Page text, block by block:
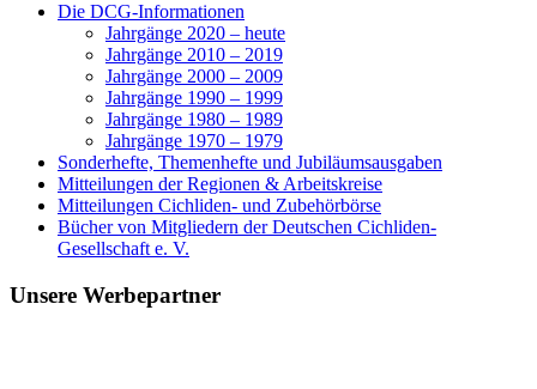
Die DCG-Informationen
Jahrgänge 2020 – heute
Jahrgänge 2010 – 2019
Jahrgänge 2000 – 2009
Jahrgänge 1990 – 1999
Jahrgänge 1980 – 1989
Jahrgänge 1970 – 1979
Sonderhefte, Themenhefte und Jubiläumsausgaben
Mitteilungen der Regionen & Arbeitskreise
Mitteilungen Cichliden- und Zubehörbörse
Bücher von Mitgliedern der Deutschen Cichliden-
Gesellschaft e. V.
Unsere Werbepartner